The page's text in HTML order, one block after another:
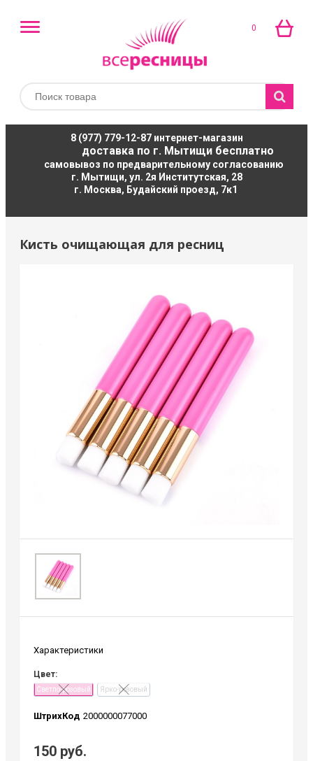
0
8 (977) 779-12-87интернет-магазин
доставка по г. Мытищи бесплатно
самовывоз по предварительному согласованию
г. Мытищи, ул. 2я Институтская, 28
г. Москва, Будайский проезд, 7к1
Кисть очищающая для ресниц
Характеристики
Цвет:
Светло-розовый Ярко-розовый
ШтрихКод 2000000077000
150 руб.